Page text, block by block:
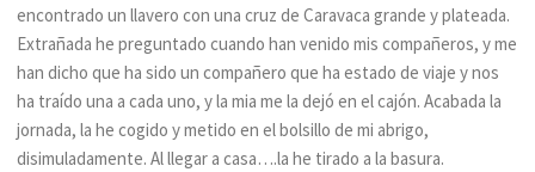
encontrado un llavero con una cruz de Caravaca grande y plateada.
Extrañada he preguntado cuando han venido mis compañeros, y me
han dicho que ha sido un compañero que ha estado de viaje y nos
ha traído una a cada uno, y la mia me la dejó en el cajón. Acabada la
jornada, la he cogido y metido en el bolsillo de mi abrigo,
disimuladamente. Al llegar a casa….la he tirado a la basura.